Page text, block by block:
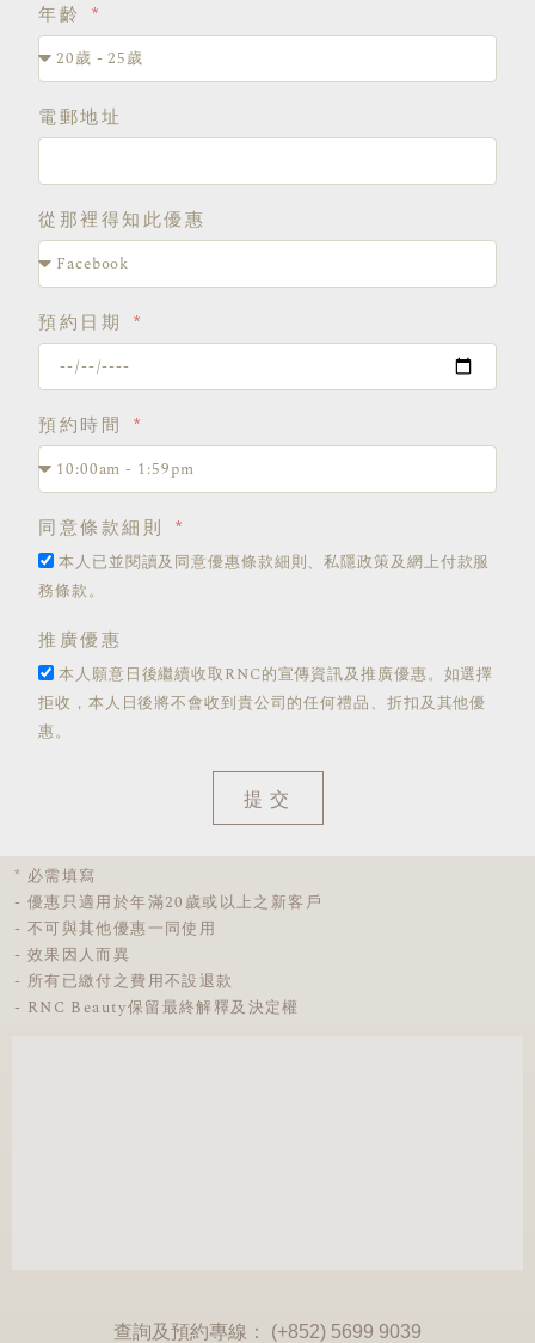
年齡
電郵地址
從那裡得知此優惠
預約日期
預約時間
同意條款細則
本人已並閱讀及同意優惠條款細則、私隱政策及網上付款服
務條款。
推廣優惠
本人願意日後繼續收取RNC的宣傳資訊及推廣優惠。如選擇
拒收，本人日後將不會收到貴公司的任何禮品、折扣及其他優
惠。
提交
* 必需填寫
- 優惠只適用於年滿20歲或以上之新客戶
- 不可與其他優惠一同使用
- 效果因人而異
- 所有已繳付之費用不設退款
- RNC Beauty保留最終解釋及決定權
查詢及預約專線： (+852) 5699 9039